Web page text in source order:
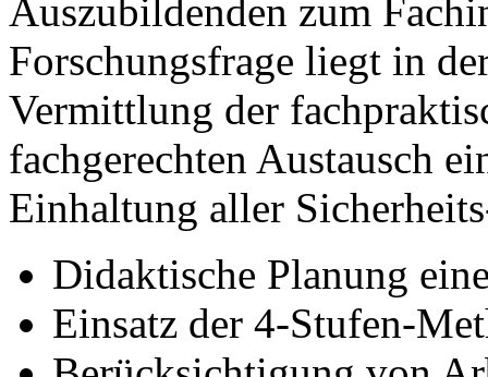
Auszubildenden zum
Forschungsfrage liegt in
Vermittlung der
fachgerechten Austausch
Einhaltung aller
Didaktische Planung
Einsatz der 4-Stufen-